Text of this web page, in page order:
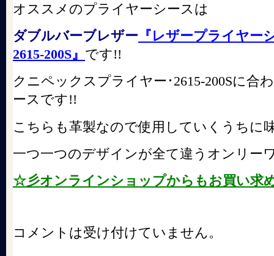
オススメのプライヤーシースは
ダブルバーブレザー 『レザープライヤー
2615-200S』 です!!
クニペックスプライヤー･2615-200Sに合
ースです!!
こちらも革製なので使用していくうちに
一つ一つのデザインが全て違うオンリー
☆彡オンラインショップからもお買い求
コメントは受け付けていません。